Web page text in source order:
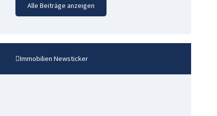
Alle Beiträge anzeigen
Immobilien Newsticker